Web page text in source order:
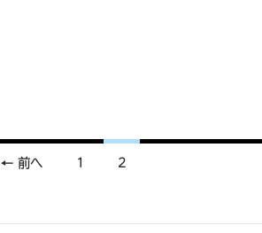
← 前へ 1 2